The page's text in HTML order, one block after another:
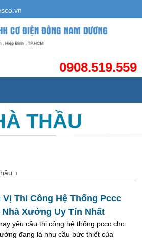
0908.519.559
THẦU
Thi Công Hệ Thống Pccc
Nhà Xưởng Uy Tín Nhất
yêu cầu thi công hệ thống pccc cho
đang là nhu cầu bức thiết của